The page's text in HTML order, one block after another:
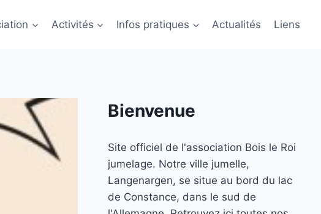
Activités Infos pratiques Actualités Liens
Bienvenue
Site officiel de l'association Bois le Roi
jumelage. Notre ville jumelle,
Langenargen, se situe au bord du lac
de Constance, dans le sud de